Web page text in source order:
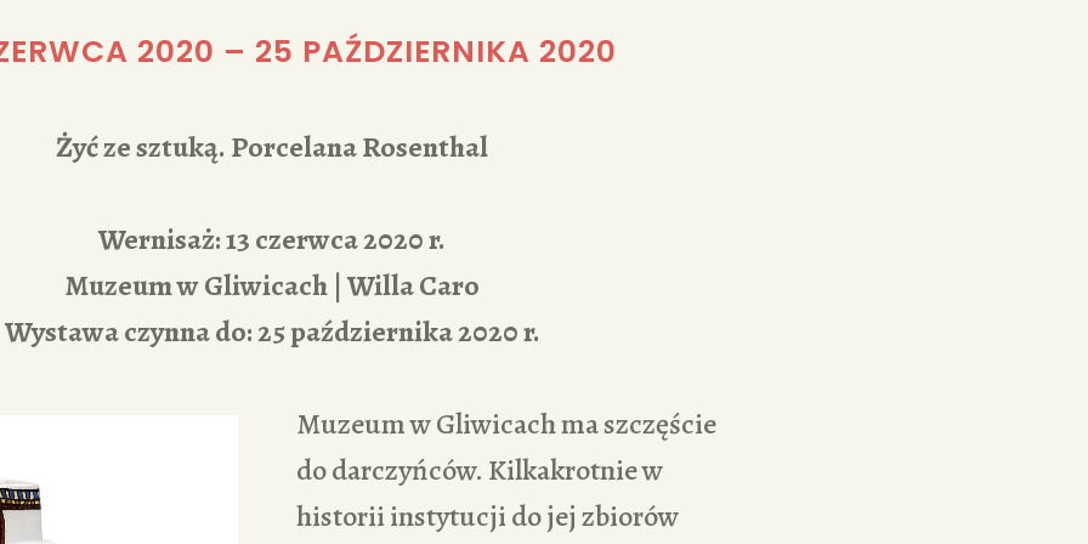
REDAKCJA
2020 – 25 PAŹDZIERNIKA 2020
Żyć ze sztuką. Porcelana Rosenthal
Wernisaż: 13 czerwca 2020 r.
Muzeum w Gliwicach | Willa Caro
Wystawa czynna do: 25 października 2020 r.
Muzeum w Gliwicach ma szczęście
do darczyńców. Kilkakrotnie w
historii instytucji do jej zbiorów